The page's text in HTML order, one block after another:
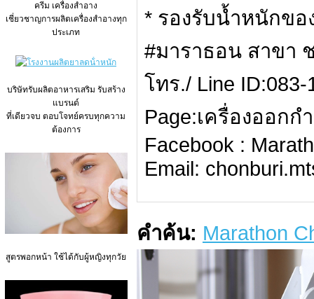
ครีม เครื่องสำอาง
เชี่ยวชาญการผลิตเครื่องสำอางทุก
ประเภท
บริษัทรับผลิตอาหารเสริม รับสร้าง
แบรนด์
ที่เดียวจบ ตอบโจทย์ครบทุกความ
ต้องการ
สูตรพอกหน้า ใช้ได้กับผู้หญิงทุกวัย
* รองรับน้ำหนักขอ
‪#‎มาราธอน‬ สาขา
โทร./ Line ID:083-
Page:เครื่องออกก
Facebook :
Email:
คำค้น: Marathon